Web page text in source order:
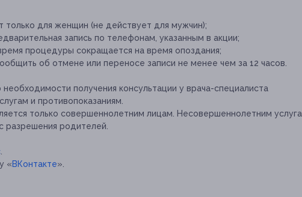
только для женщин (не действует для мужчин);
запись по телефонам, указанным в акции;
процедуры сокращается на время опоздания;
об отмене или переносе записи не менее чем за 12 часов.
получения консультации у врача-специалиста
и противопоказаниям.
только совершеннолетним лицам. Несовершеннолетним услуга
разрешения родителей.
«ВКонтакте».